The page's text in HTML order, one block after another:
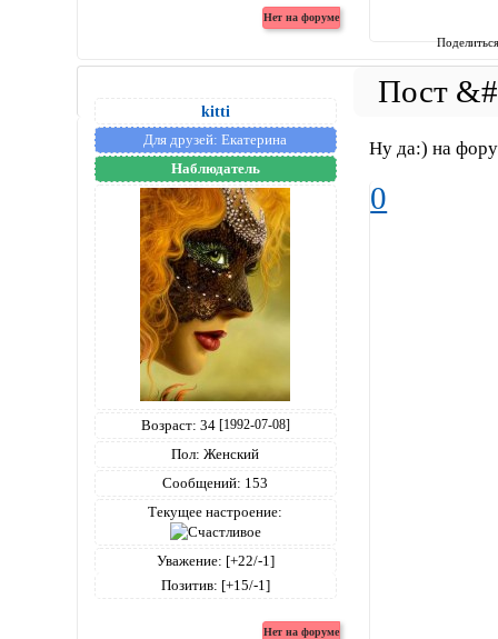
kitti
Для друзей: Екатерина
Наблюдатель
Возраст: 34 [1992-07-08]
Пол: Женский
Сообщений: 153
Текущее настроение:
Уважение: [+22/-1]
Позитив: [+15/-1]
Ну да:) на
0